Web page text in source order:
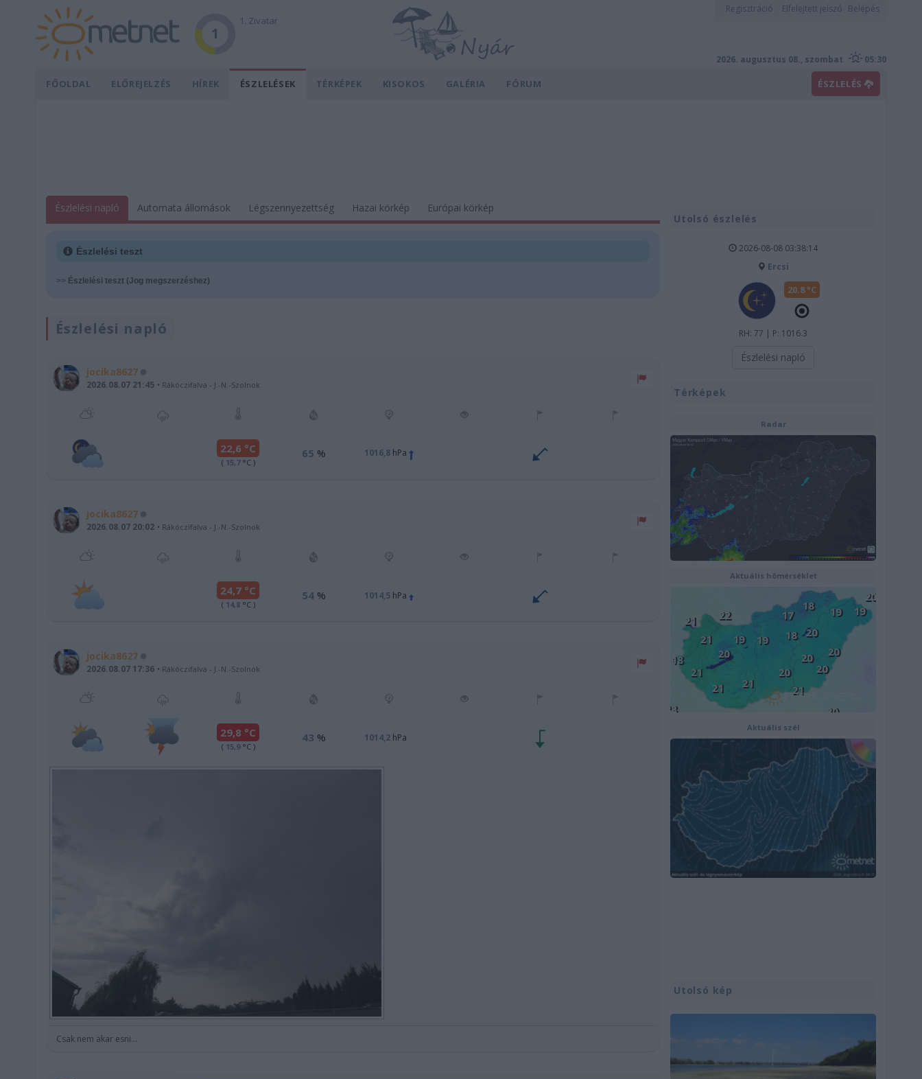
Regisztráció Elfelejtett jelszó Belépés
1
1. Zivatar
2026. augusztus 08., szombat 05:30
FŐOLDAL ELŐREJELZÉS HÍREK ÉSZLELÉSEK TÉRKÉPEK KISOKOS GALÉRIA FÓRUM ÉSZLELÉS
Észlelési napló Automata állomások Légszennyezettség Hazai körkép Európai körkép
Észlelési teszt
>> Észlelési teszt (Jog megszerzéshez)
Észlelési napló
jocika8627
2026.08.07 21:45 Rákóczifalva - J.-N.-Szolnok
22,6 °C
( 15,7°C )
65 % 1016,8 hPa
jocika8627
2026.08.07 20:02 Rákóczifalva - J.-N.-Szolnok
24,7 °C
( 14,8°C )
54% 1014,5 hPa
jocika8627
2026.08.07 17:36 Rákóczifalva - J.-N.-Szolnok
29,8 °C
( 15,9°C )
43 % 1014,2 hPa
Csak nem akar esni...
Utolsó észlelés
2026-08-08 03:38:14
Ercsi
20.8 °C
RH: 77 | P: 1016.3
Észlelési napló
Térképek
Radar
Aktuális hõmérséklet
Aktuális szél
Utolsó kép